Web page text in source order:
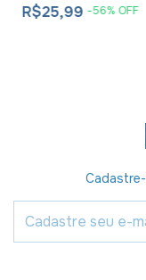
R$25,99 -56% OFF